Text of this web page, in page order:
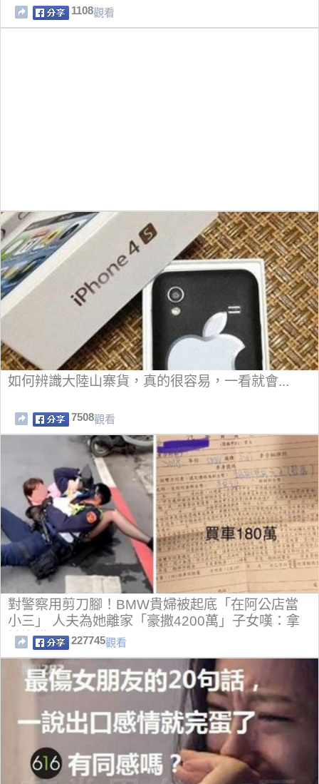
1108觀看
如何辨識大陸山寨貨，真的很容易，一看就會...
7508觀看
對警察用剪刀腳！BMW貴婦被起底「在阿公店當
小三」 人夫為她離家「豪撒4200萬」子女嘆：拿
她沒轍
227745觀看